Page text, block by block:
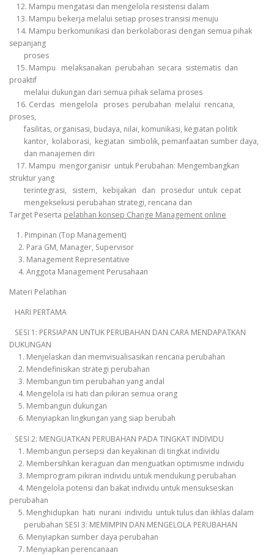
12. Mampu mengatasi dan mengelola resistensi dalam
13. Mampu bekerja melalui setiap proses transisi menuju
14. Mampu berkomunikasi dan berkolaborasi dengan semua pihak
sepanjang
proses
15. Mampu melaksanakan perubahan secara sistematis dan
proaktif
melalui dukungan dari semua pihak selama proses
16. Cerdas mengelola proses perubahan melalui rencana,
proses,
fasilitas, organisasi, budaya, nilai, komunikasi, kegiatan politik
kantor, kolaborasi, kegiatan simbolik, pemanfaatan sumber daya,
dan manajemen diri
17. Mampu mengorganisir untuk Perubahan: Mengembangkan
struktur yang
terintegrasi, sistem, kebijakan dan prosedur untuk cepat
mengeksekusi perubahan strategi, rencana dan
Target Peserta pelatihan konsep Change Management online
1. Pimpinan (Top Management)
2. Para GM, Manager, Supervisor
3. Management Representative
4. Anggota Management Perusahaan
Materi Pelatihan
HARI PERTAMA
SESI 1: PERSIAPAN UNTUK PERUBAHAN DAN CARA MENDAPATKAN
DUKUNGAN
1. Menjelaskan dan memvisualisasikan rencana perubahan
2. Mendefinisikan strategi perubahan
3. Membangun tim perubahan yang andal
4. Mengelola isi hati dan pikiran semua orang
5. Membangun dukungan
6. Menyiapkan lingkungan yang siap berubah
SESI 2: MENGUATKAN PERUBAHAN PADA TINGKAT INDIVIDU
1. Membangun persepsi dan keyakinan di tingkat individu
2. Membersihkan keraguan dan menguatkan optimisme individu
3. Memprogram pikiran individu untuk mendukung perubahan
4. Mengelola potensi dan bakat individu untuk mensukseskan
perubahan
5. Menghidupkan hati nurani individu untuk tulus dan ikhlas dalam
perubahan SESI 3: MEMIMPIN DAN MENGELOLA PERUBAHAN
6. Menyiapkan sumber daya perubahan
7. Menyiapkan perencanaan